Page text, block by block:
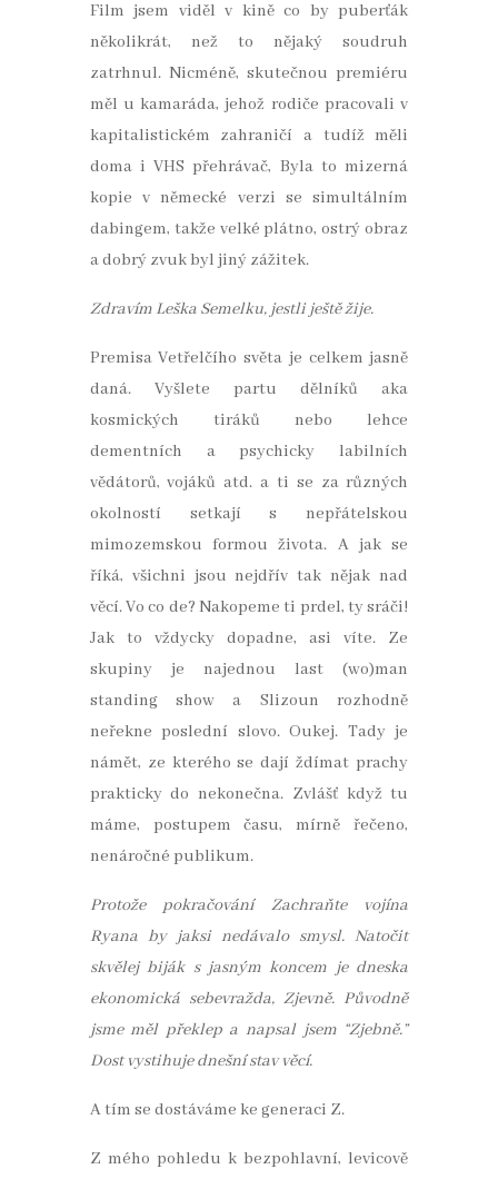
Film jsem viděl v kině co by puberťák
několikrát, než to nějaký soudruh
zatrhnul. Nicméně, skutečnou premiéru
měl u kamaráda, jehož rodiče pracovali v
kapitalistickém zahraničí a tudíž měli
doma i VHS přehrávač, Byla to mizerná
kopie v německé verzi se simultálním
dabingem, takže velké plátno, ostrý obraz
a dobrý zvuk byl jiný zážitek.
Zdravím Leška Semelku, jestli ještě žije.
Premisa Vetřelčího světa je celkem jasně
daná. Vyšlete partu dělníků aka
kosmických tiráků nebo lehce
dementních a psychicky labilních
vědátorů, vojáků atd. a ti se za různých
okolností setkají s nepřátelskou
mimozemskou formou života. A jak se
říká, všichni jsou nejdřív tak nějak nad
věcí. Vo co de? Nakopeme ti prdel, ty sráči!
Jak to vždycky dopadne, asi víte. Ze
skupiny je najednou last (wo)man
standing show a Slizoun rozhodně
neřekne poslední slovo. Oukej. Tady je
námět, ze kterého se dají ždímat prachy
prakticky do nekonečna. Zvlášť když tu
máme, postupem času, mírně řečeno,
nenáročné publikum.
Protože pokračování Zachraňte vojína
Ryana by jaksi nedávalo smysl. Natočit
skvělej biják s jasným koncem je dneska
ekonomická sebevražda, Zjevně. Původně
jsme měl překlep a napsal jsem “Zjebně.”
Dost vystihuje dnešní stav věcí.
A tím se dostáváme ke generaci Z.
Z mého pohledu k bezpohlavní, levicově